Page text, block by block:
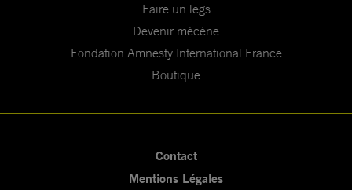
Faire un legs
Devenir mécène
Fondation Amnesty International France
Boutique
Contact
Mentions Légales